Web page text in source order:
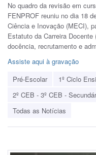
No quadro da revisão em
FENPROF reuniu no dia 18
Ciência e Inovação (MECI),
Estatuto da Carreira
docência, recrutamento e
Assiste aqui à gravação
Pré-Escolar
1º Ciclo
2º CEB - 3º CEB -
Todas as Notícias